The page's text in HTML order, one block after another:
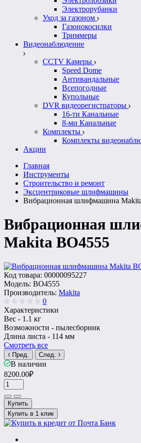
Электрорубанки
Уход за газоном
Газонокосилки
Триммеры
Видеонаблюдение
CCTV Камеры
Speed Dome
Антивандальные
Всепогодные
Купольные
DVR видеорегистраторы
16-ти Канальные
8-ми Канальные
Комплекты
Комплекты
Акции
Главная
Инструменты
Строительство и ремонт
Эксцентриковые шлифмашины
Вибрационная шлифмашина
Вибрационная
Makita BO4555
Код товара: 00000095227
Модель: BO4555
Производитель: Makita
0
Характеристики
Вес - 1.1 кг
Возможности - пылесборник
Длина листа - 114 мм
Смотреть все
Пред. След.
В наличии
8200.00₽
Купить
Купить в 1 клик